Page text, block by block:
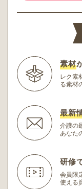
素材
レク素
る素材
最新
介護の
あなた
研修
会員限
使える